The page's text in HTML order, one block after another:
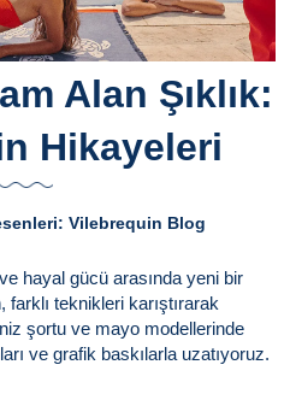
Alan Şıklık:
Hikayeleri
Vilebrequin Blog
hayal gücü arasında yeni bir
teknikleri karıştırarak
şortu ve mayo modellerinde
ve grafik baskılarla uzatıyoruz.